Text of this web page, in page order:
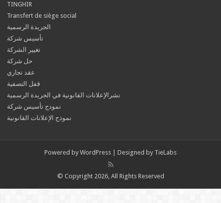
TINGHIR
Transfert de siège social
الجريدة الرسمية
تأسيس شركة
تغيير الشركة
حل شركة
عقد تجاري
قفل التصفية
نشرالإعلانات القانونية في الجريدة الرسمية
نمودج تأسيس شركة
نموذج الإعلانات القانونية
Powered by WordPress | Designed by TieLabs
© Copyright 2026, All Rights Reserved